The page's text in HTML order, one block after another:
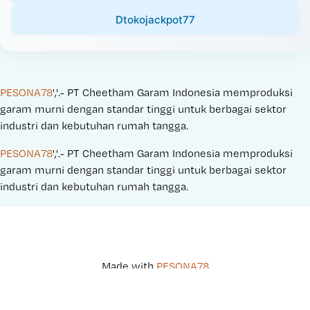
Dtokojackpot77
PESONA78','.- PT Cheetham Garam Indonesia memproduksi
garam murni dengan standar tinggi untuk berbagai sektor
industri dan kebutuhan rumah tangga.
PESONA78','.- PT Cheetham Garam Indonesia memproduksi
garam murni dengan standar tinggi untuk berbagai sektor
industri dan kebutuhan rumah tangga.
Made with PESONA78